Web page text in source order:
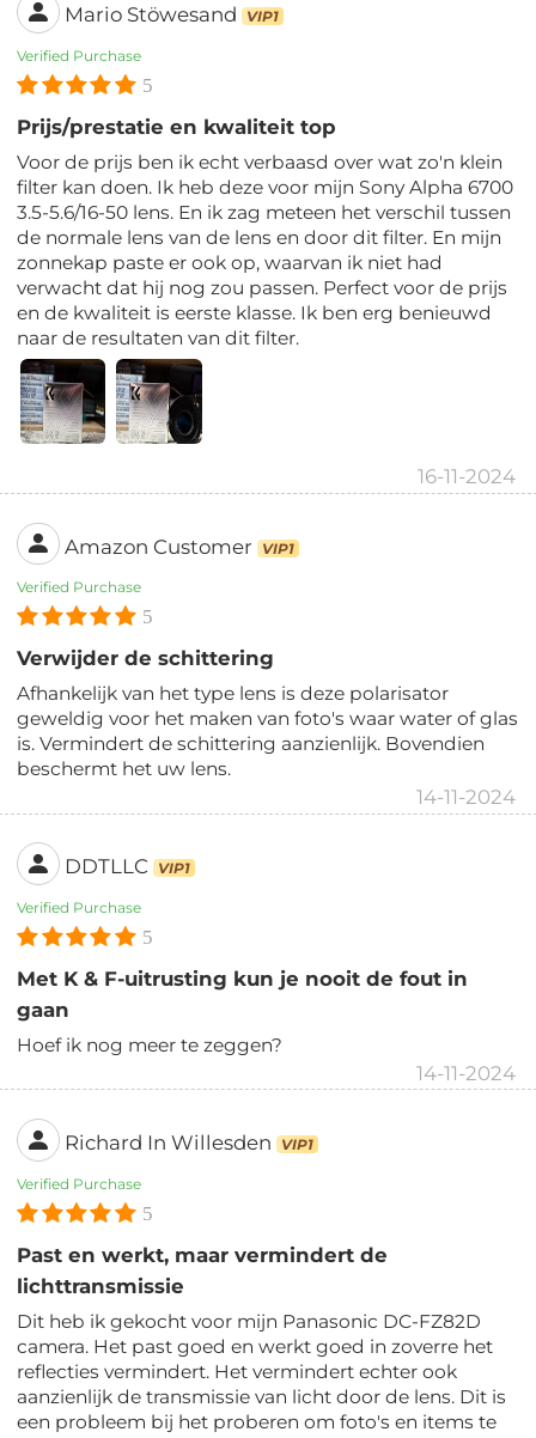
Mario Stöwesand VIP1
Verified Purchase
5
Prijs/prestatie en kwaliteit top
Voor de prijs ben ik echt verbaasd over wat zo'n klein
filter kan doen. Ik heb deze voor mijn Sony Alpha 6700
3.5-5.6/16-50 lens. En ik zag meteen het verschil tussen
de normale lens van de lens en door dit filter. En mijn
zonnekap paste er ook op, waarvan ik niet had
verwacht dat hij nog zou passen. Perfect voor de prijs
en de kwaliteit is eerste klasse. Ik ben erg benieuwd
naar de resultaten van dit filter.
16-11-2024
Amazon Customer VIP1
Verified Purchase
5
Verwijder de schittering
Afhankelijk van het type lens is deze polarisator
geweldig voor het maken van foto's waar water of glas
is. Vermindert de schittering aanzienlijk. Bovendien
beschermt het uw lens.
14-11-2024
DDTLLC VIP1
Verified Purchase
5
Met K & F-uitrusting kun je nooit de fout in
gaan
Hoef ik nog meer te zeggen?
14-11-2024
Richard In Willesden VIP1
Verified Purchase
5
Past en werkt, maar vermindert de
lichttransmissie
Dit heb ik gekocht voor mijn Panasonic DC-FZ82D
camera. Het past goed en werkt goed in zoverre het
reflecties vermindert. Het vermindert echter ook
aanzienlijk de transmissie van licht door de lens. Dit is
een probleem bij het proberen om foto's en items te